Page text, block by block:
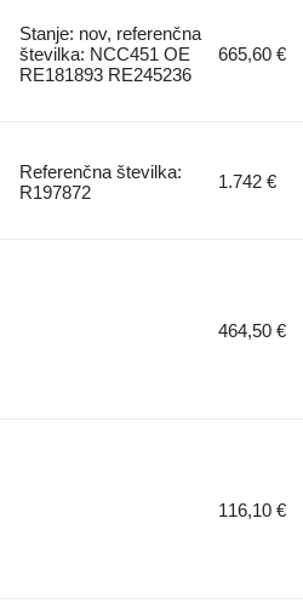
Stanje: nov, referenčna
številka: NCC451 OE
RE181893 RE245236
665,60 €
Referenčna številka:
R197872
1.742 €
464,50 €
116,10 €